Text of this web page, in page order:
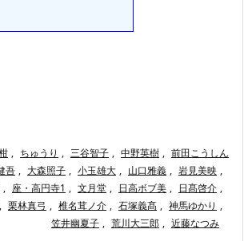
, ちゅうり , 三谷智子 , 中野英樹 , 前田こうしん
吾 , 大森照子 , 小玉雄大 , 山口雅義 , 岩見美映 ,
, 座・高円寺1 , 文月堂 , 日高ボブ美 , 日髙啓介 ,
, 栗林真弓 , 椎名茸ノ介 , 石塚義髙 , 神馬ゆかり ,
笠井幽夏子 , 荒川大三郎 , 近藤なつみ